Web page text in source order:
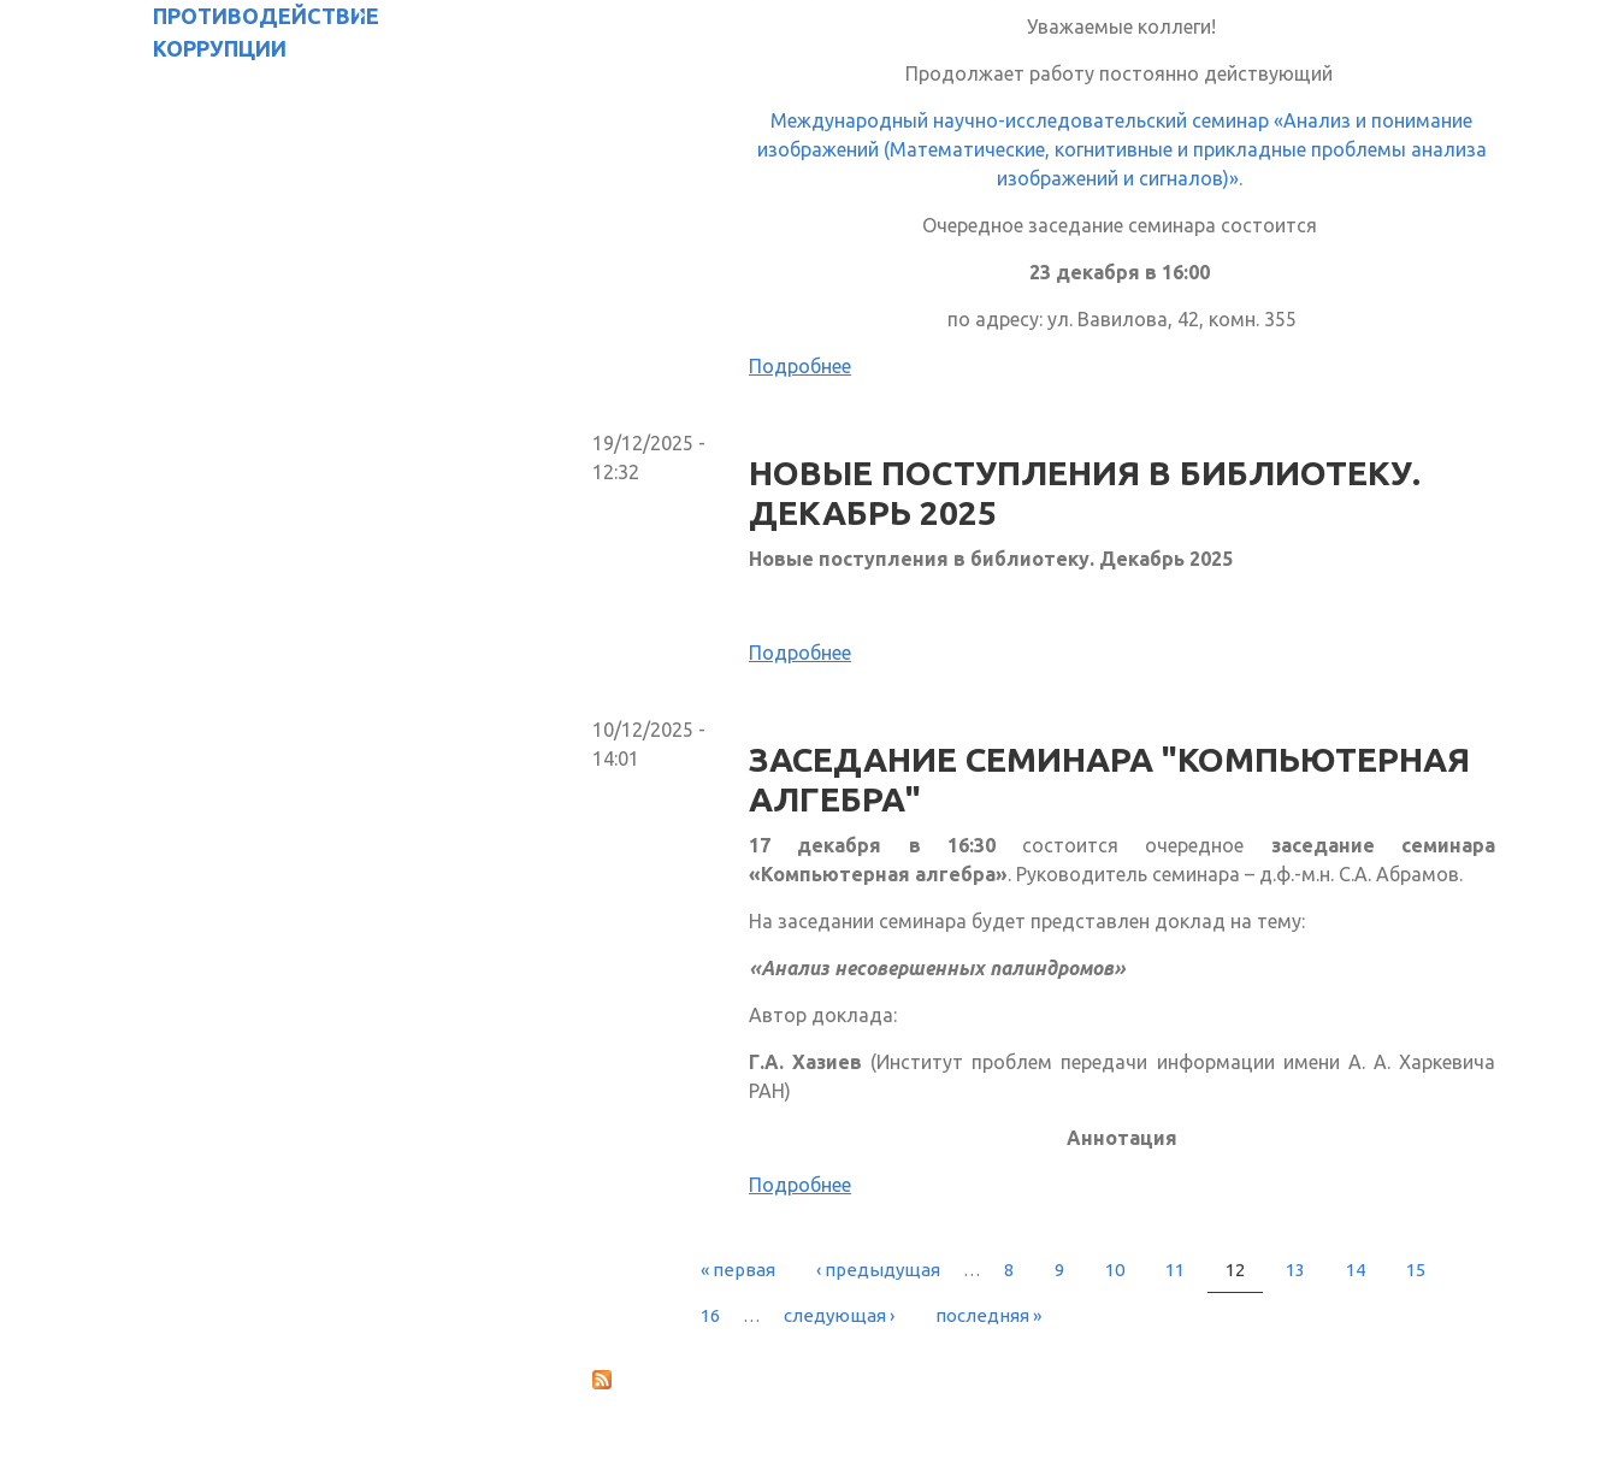
ПРОТИВОДЕЙСТВИЕ
КОРРУПЦИИ
Уважаемые коллеги!
Продолжает работу постоянно действующий
Международный научно-исследовательский семинар «Анализ и понимание
изображений (Математические, когнитивные и прикладные проблемы анализа
изображений и сигналов)».
Очередное заседание семинара состоится
23 декабря в 16:00
по адресу: ул. Вавилова, 42, комн. 355
Подробнее
19/12/2025 -
12:32
НОВЫЕ ПОСТУПЛЕНИЯ В БИБЛИОТЕКУ.
ДЕКАБРЬ 2025
Новые поступления в библиотеку. Декабрь 2025
Подробнее
10/12/2025 -
14:01
ЗАСЕДАНИЕ СЕМИНАРА "КОМПЬЮТЕРНАЯ
АЛГЕБРА"
17 декабря в 16:30состоится очередное заседание семинара
«Компьютерная алгебра». Руководитель семинара – д.ф.-м.н. С.А. Абрамов.
На заседании семинара будет представлен доклад на тему:
«Анализ несовершенных палиндромов»
Автор доклада:
Г.А. Хазиев (Институт проблем передачи информации имени А. А. Харкевича
РАН)
Аннотация
Подробнее
СТРАНИЦЫ
« первая ‹ предыдущая … 8 9 10 11 12 13 14 15
16 … следующая › последняя »